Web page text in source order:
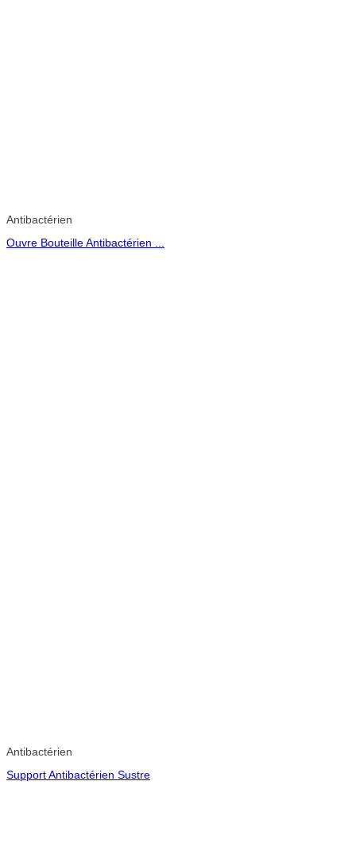
Antibactérien
Ouvre Bouteille Antibactérien ...
Antibactérien
Support Antibactérien Sustre